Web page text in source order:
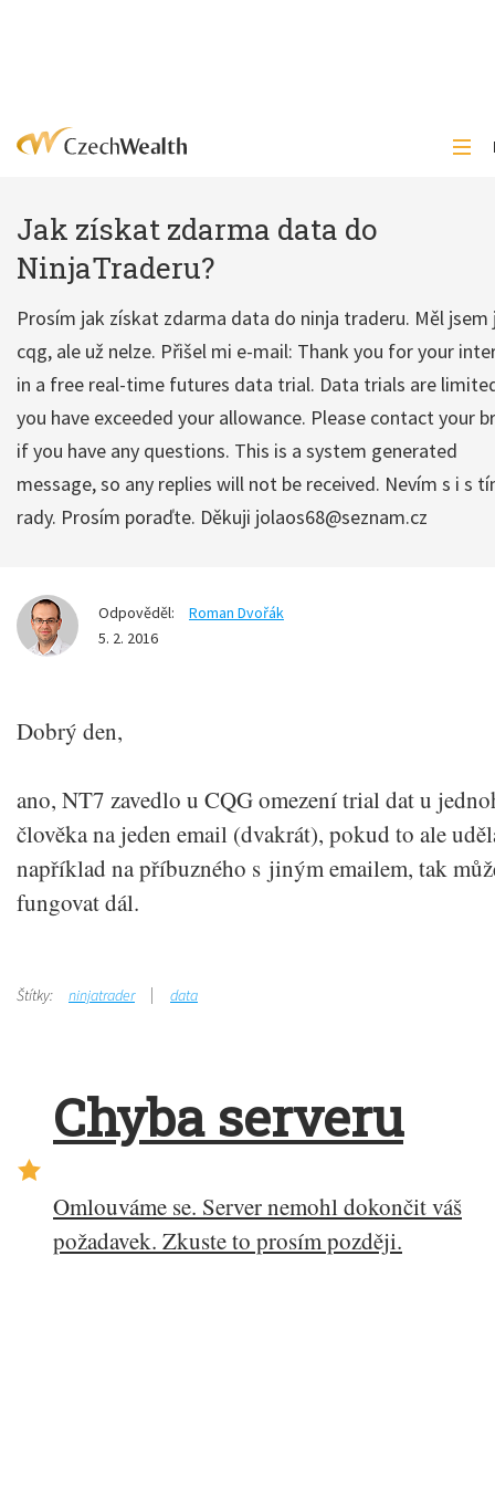
Jak získat zdarma data do
NinjaTraderu?
Prosím jak získat zdarma data do ninja traderu. Měl jsem
cqg, ale už nelze. Přišel mi e-mail: Thank you for your
in a free real-time futures data trial. Data trials are
you have exceeded your allowance. Please contact your
if you have any questions. This is a system generated
message, so any replies will not be received. Nevím s i s
rady. Prosím poraďte. Děkuji jolaos68@seznam.cz
Odpověděl:
Roman Dvořák
5. 2. 2016
Dobrý den,
ano, NT7 zavedlo u CQG omezení trial dat u
člověka na jeden email (dvakrát), pokud to ale
například na příbuzného s jiným emailem, tak
fungovat dál.
Štítky: ninjatrader data
Chyba serveru
Omlouváme se. Server nemohl dokončit váš
požadavek. Zkuste to prosím později.